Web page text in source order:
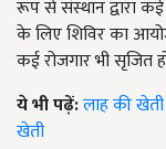
रूप से संस्थान द्वारा कई
के लिए शिविर का
कई रोजगार भी सृजित
ये भी पढ़ें:लाह की
खेती